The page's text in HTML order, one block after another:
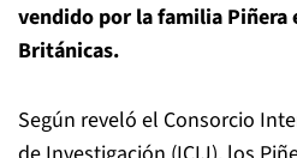
vendido por la familia Piñera
Británicas.
Según reveló el Consorcio